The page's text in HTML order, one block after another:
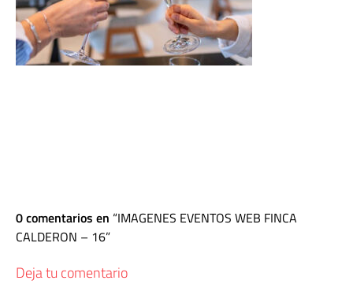
0 comentarios en IMAGENES EVENTOS WEB FINCA
CALDERON – 16
Deja tu comentario